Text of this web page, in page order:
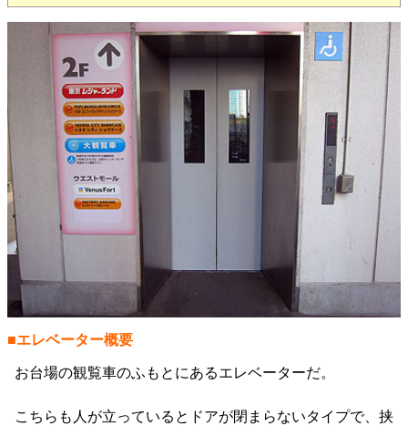
■エレベーター概要
お台場の観覧車のふもとにあるエレベーターだ。
こちらも人が立っているとドアが閉まらないタイプで、挟